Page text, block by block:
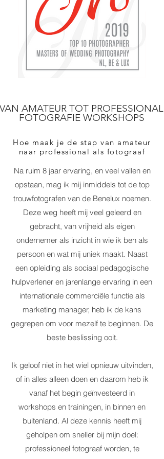
VAN AMATEUR TOT PROFESSIONAL
FOTOGRAFIE WORKSHOPS
Hoe maak je de stap van amateur
naar professional als fotograaf
Na ruim 8 jaar ervaring, en veel vallen en
opstaan, mag ik mij inmiddels tot de top
trouwfotografen van de Benelux noemen.
Deze weg heeft mij veel geleerd en
gebracht, van vrijheid als eigen
ondernemer als inzicht in wie ik ben als
persoon en wat mij uniek maakt. Naast
een opleiding als sociaal pedagogische
hulpverlener en jarenlange ervaring in een
internationale commerciële functie als
marketing manager, heb ik de kans
gegrepen om voor mezelf te beginnen. De
beste beslissing ooit.
Ik geloof niet in het wiel opnieuw uitvinden,
of in alles alleen doen en daarom heb ik
vanaf het begin geïnvesteerd in
workshops en trainingen, in binnen en
buitenland. Al deze kennis heeft mij
geholpen om sneller bij mijn doel:
professioneel fotograaf worden, te